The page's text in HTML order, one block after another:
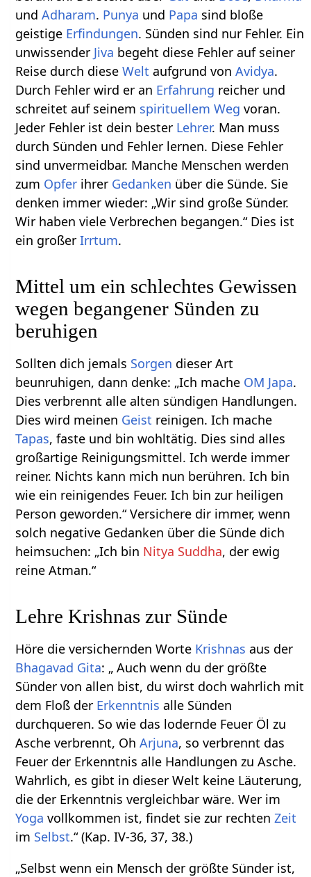
undAdharam. Punya und Papa sind bloße
geistige Erfindungen. Sünden sind nur Fehler. Ein
unwissender Jiva begeht diese Fehler auf seiner
Reise durch dieseWelt aufgrund vonAvidya.
Durch Fehler wird er an Erfahrung reicher und
schreitet auf seinem spirituellem Weg voran.
Jeder Fehler ist dein bester Lehrer. Man muss
durch Sünden und Fehler lernen. Diese Fehler
sind unvermeidbar. Manche Menschen werden
zum Opfer ihrer Gedanken über die Sünde. Sie
denken immer wieder: „Wir sind große Sünder.
Wir haben viele Verbrechen begangen.“ Dies ist
ein großerIrrtum.
Mittel um ein schlechtes Gewissen
wegen begangener Sünden zu
beruhigen
Sollten dich jemals Sorgen dieser Art
beunruhigen, dann denke: „Ich mache OM Japa.
Dies verbrennt alle alten sündigen Handlungen.
Dies wird meinen Geist reinigen. Ich mache
Tapas, faste und bin wohltätig. Dies sind alles
großartige Reinigungsmittel. Ich werde immer
reiner. Nichts kann mich nun berühren. Ich bin
wie ein reinigendes Feuer. Ich bin zur heiligen
Person geworden.“ Versichere dir immer, wenn
solch negative Gedanken über die Sünde dich
heimsuchen: „Ich bin Nitya Suddha, der ewig
reine Atman.“
Lehre Krishnas zur Sünde
Höre die versichernden Worte Krishnas aus der
Bhagavad Gita: „ Auch wenn du der größte
Sünder von allen bist, du wirst doch wahrlich mit
dem Floß der Erkenntnis alle Sünden
durchqueren. So wie das lodernde Feuer Öl zu
Asche verbrennt, OhArjuna, so verbrennt das
Feuer der Erkenntnis alle Handlungen zu Asche.
Wahrlich, es gibt in dieser Welt keine Läuterung,
die der Erkenntnis vergleichbar wäre. Wer im
Yoga vollkommen ist, findet sie zur rechtenZeit
im Selbst.“ (Kap. IV-36, 37, 38.)
„Selbst wenn ein Mensch der größte Sünder ist,